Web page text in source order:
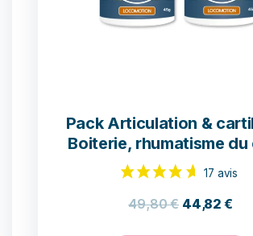
Pack Articulation &
Boiterie, rhumatisme du
49,80€ 44,82 €